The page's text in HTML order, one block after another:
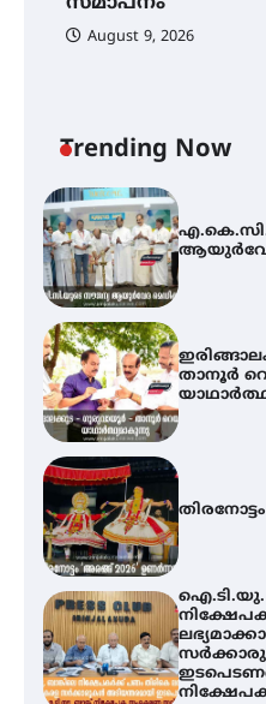
August 9, 2026
Trending Now
ആയുർവേദ
താനൂർ
ഐ.ടി.യു.